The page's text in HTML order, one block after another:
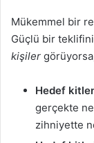
Mükemmel bir
Güçlü bir
kişiler
Hedef
gerçekte
zihniyette